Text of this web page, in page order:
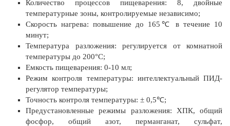
Количество процессов пищеварения: 8, двойные
температурные зоны, контролируемые независимо;
Скорость нагрева: повышение до 165℃ в течение 10
минут;
Температура разложения: регулируется от комнатной
температуры до 200°C;
Емкость пищеварения: 0-10 мл;
Режим контроля температуры: интеллектуальный ПИД-
регулятор температуры;
Точность контроля температуры: ± 0,5℃;
Предустановленные режимы разложения: ХПК, общий
фосфор, общий азот, перманганат, сульфат,